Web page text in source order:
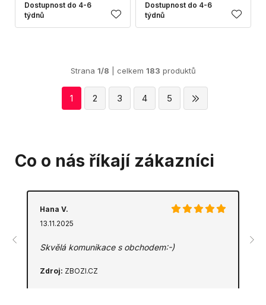
Dostupnost do 4-6
týdnů
Dostupnost do 4-6
týdnů
Strana 1/8 | celkem 183 produktů
1 2 3 4 5
Co o nás říkají zákazníci
Hana V.
13.11.2025
Skvělá komunikace s obchodem:-)
Zdroj: ZBOZI.CZ